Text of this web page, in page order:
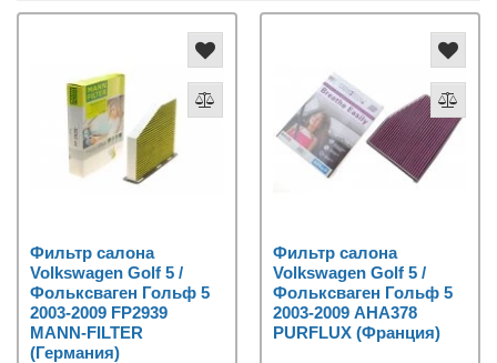
Фильтр салона
Volkswagen Golf 5 /
Фольксваген Гольф 5
2003-2009 FP2939
MANN-FILTER
(Германия)
Фильтр салона
Volkswagen Golf 5 /
Фольксваген Гольф 5
2003-2009 AHA378
PURFLUX (Франция)